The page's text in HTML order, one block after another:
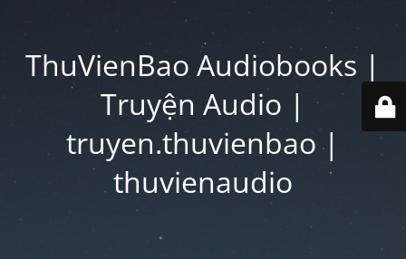
ThuVienBao Audiobooks |
Truyện Audio |
truyen.thuvienbao |
thuvienaudio